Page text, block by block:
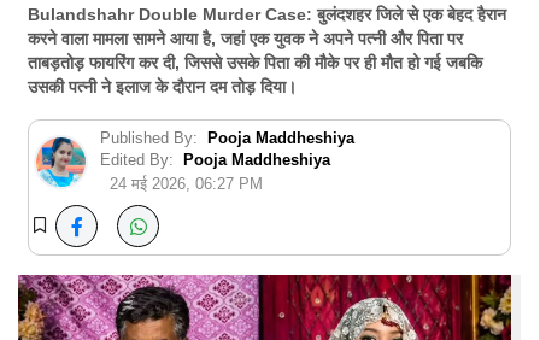
Bulandshahr Double Murder Case: बुलंदशहर जिले से एक बेहद हैरान
करने वाला मामला सामने आया है, जहां एक युवक ने अपने पत्नी और पिता पर
ताबड़तोड़ फायरिंग कर दी, जिससे उसके पिता की मौके पर ही मौत हो गई जबकि
उसकी पत्नी ने इलाज के दौरान दम तोड़ दिया।
Published By:
Pooja Maddheshiya
Edited By:
Pooja Maddheshiya
24 मई 2026, 06:27 PM